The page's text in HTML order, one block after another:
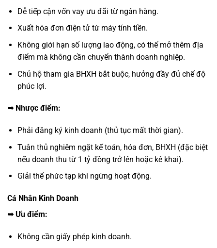
Dễ tiếp cận vốn vay ưu đãi từ ngân hàng.
Xuất hóa đơn điện tử từ máy tính tiền.
Không giới hạn số lượng lao động, có thể mở thêm địa
điểm mà không cần chuyển thành doanh nghiệp.
Chủ hộ tham gia BHXH bắt buộc, hưởng đầy đủ chế độ
phúc lợi.
➥ Nhược điểm:
Phải đăng ký kinh doanh (thủ tục mất thời gian).
Tuân thủ nghiêm ngặt kế toán, hóa đơn, BHXH (đặc biệt
nếu doanh thu từ 1 tỷ đồng trở lên hoặc kê khai).
Giải thể phức tạp khi ngừng hoạt động.
Cá Nhân Kinh Doanh
➥ Ưu điểm:
Không cần giấy phép kinh doanh.